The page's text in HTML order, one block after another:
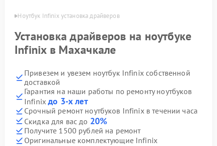
Ноутбук Infinix установка драйверов
Установка драйверов на ноутбуке
Infinix в Махачкале
Привезем и увезем ноутбук Infinix собственной
доставкой
Гарантия на наши работы по ремонту ноутбуков
Infinixдо 3-х лет
Срочный ремонт ноутбуков Infinix в течении часа
Скидка для вас до 20%
Получите 1500 рублей на ремонт
Оригинальные комплектующие Infinix